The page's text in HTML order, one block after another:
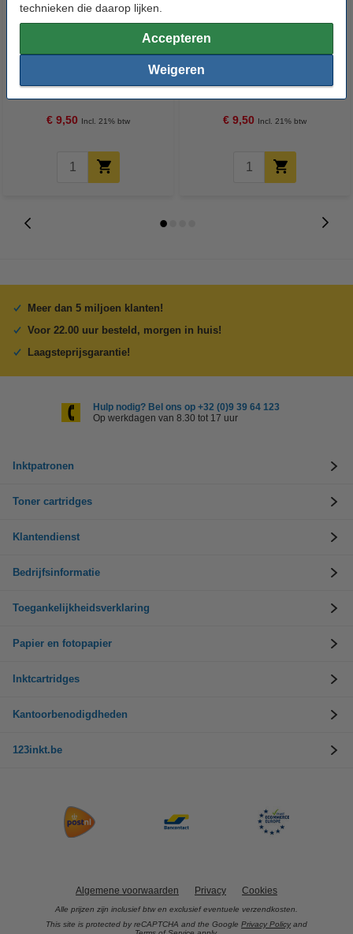
technieken die daarop lijken.
Accepteren
Weigeren
POSCA PC-17K acrylmarker wit
€ 9,50 Incl. 21% btw
POSCA PC-17K acrylmarker
€ 9,50 Incl. 21% btw
Meer dan 5 miljoen klanten!
Voor 22.00 uur besteld, morgen in huis!
Laagsteprijsgarantie!
Hulp nodig? Bel ons op +32 (0)9 39 64 123
Op werkdagen van 8.30 tot 17 uur
Inktpatronen
Toner cartridges
Klantendienst
Bedrijfsinformatie
Toegankelijkheidsverklaring
Papier en fotopapier
Inktcartridges
Kantoorbenodigdheden
123inkt.be
Algemene voorwaarden Privacy Cookies
Alle prijzen zijn inclusief btw en exclusief eventuele verzendkosten.
This site is protected by reCAPTCHA and the Google Privacy Policy and